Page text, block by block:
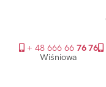
+ 48 666 66 76 76
Wiśniowa